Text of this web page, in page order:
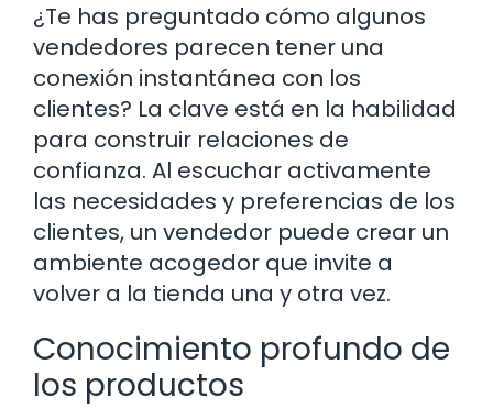
¿Te has preguntado cómo algunos
vendedores parecen tener una
conexión instantánea con los
clientes? La clave está en la habilidad
para construir relaciones de
confianza. Al escuchar activamente
las necesidades y preferencias de los
clientes, un vendedor puede crear un
ambiente acogedor que invite a
volver a la tienda una y otra vez.
Conocimiento profundo de
los productos